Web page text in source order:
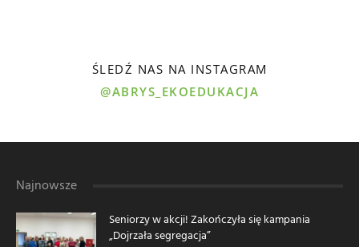
ŚLEDŹ NAS NA INSTAGRAM
@ABRYS_EKOEDUKACJA
Najnowsze
Seniorzy w akcji! Zakończyła się kampania
„Dojrzała segregacja”